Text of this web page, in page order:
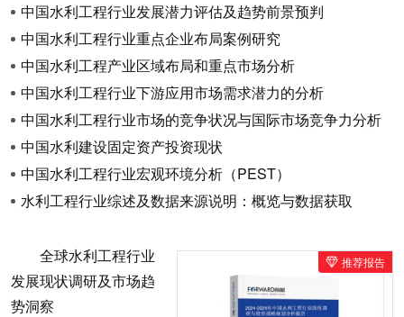
中国水利工程行业发展潜力评估及趋势前景预判
中国水利工程行业重点企业布局案例研究
中国水利工程产业区域布局和重点市场分析
中国水利工程行业下游应用市场需求潜力的分析
中国水利工程行业市场的竞争状况与国际市场竞争力分析
中国水利建设固定资产投资现状
中国水利工程行业宏观环境分析（PEST）
水利工程行业综述及数据来源说明：概览与数据获取
推荐报告
全球水利工程行业
发展现状调研及市场趋
势洞察